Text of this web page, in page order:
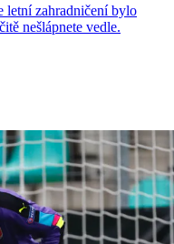
letní zahradničení bylo
nešlápnete vedle.